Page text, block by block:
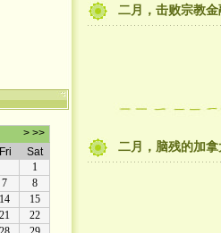
二月，击败宗教金
二月，脑残的加拿